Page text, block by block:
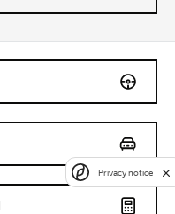
Privacy notice